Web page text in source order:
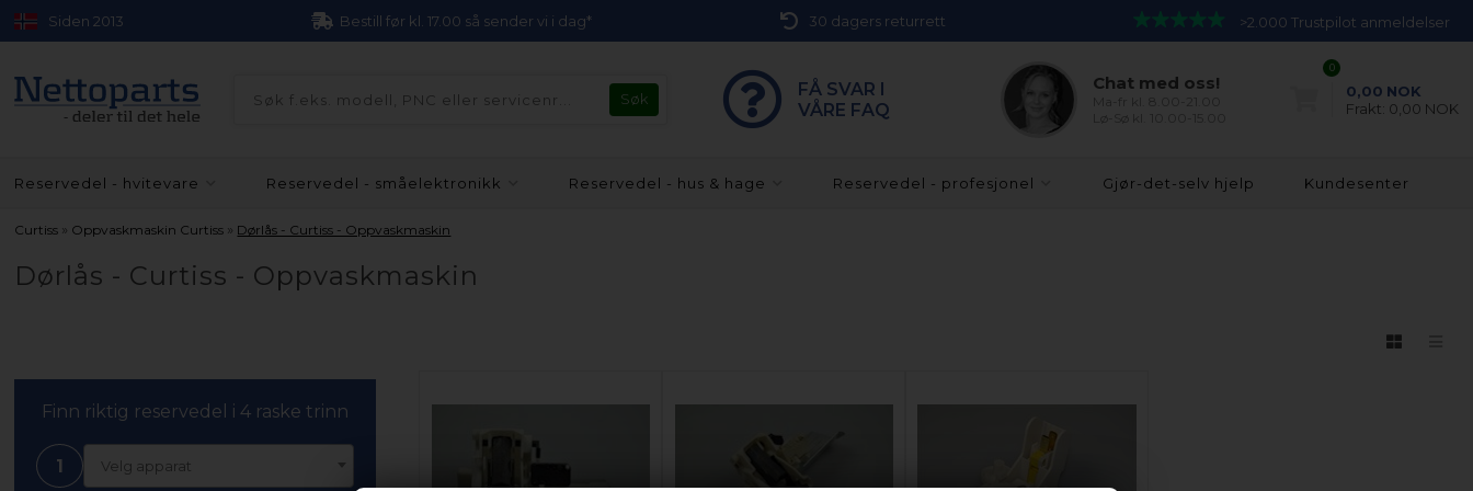
Siden 2013 Bestill før kl. 17.00 så sender vi i dag* 30 dagers returrett >2.000 Trustpilot anmeldelser
FÅ SVAR I
VÅRE FAQ
Chat med oss!
0
0,00 NOK
Frakt: 0,00 NOK
Reservedel - hvitevare Reservedel - småelektronikk Reservedel - hus & hage Reservedel - profesjonel Gjør-det-selv hjelp Kundesenter
Curtiss » Oppvaskmaskin Curtiss » Dørlås - Curtiss - Oppvaskmaskin
Dørlås - Curtiss - Oppvaskmaskin
Finn riktig reservedel i 4 raske trinn
1 Velg apparat